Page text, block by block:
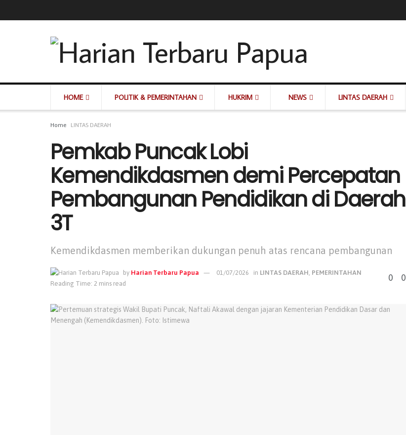
HOME POLITIK & PEMERINTAHAN HUKRIM NEWS LINTAS DAERAH
Home LINTAS DAERAH
Pemkab Puncak Lobi
Kemendikdasmen demi Percepatan
Pembangunan Pendidikan di Daerah
3T
Kemendikdasmen memberikan dukungan penuh atas rencana pembangunan
by Harian Terbaru Papua 01/07/2026 in LINTAS DAERAH PEMERINTAHAN
Reading Time: 2 mins read
0 0